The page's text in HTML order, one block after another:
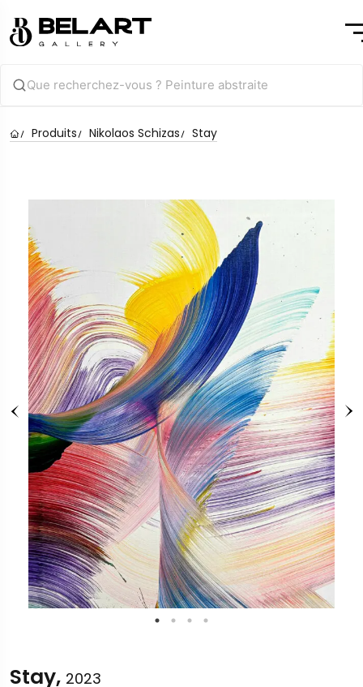
Produits Nikolaos Schizas Stay
Stay, 2023